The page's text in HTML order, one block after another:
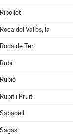
Ripollet
Roca del Vallès, la
Roda de Ter
Rubí
Rubió
Rupit i Pruit
Sabadell
Sagàs